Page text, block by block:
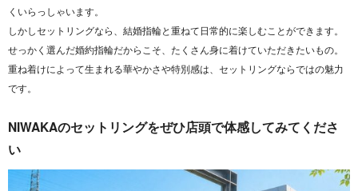
くいらっしゃいます。
しかしセットリングなら、結婚指輪と重ねて日常的に楽しむことができます。
せっかく選んだ婚約指輪だからこそ、たくさん身に着けていただきたいもの。
重ね着けによって生まれる華やかさや特別感は、セットリングならではの魅力
です。
NIWAKAのセットリングをぜひ店頭で体感してみてくださ
い